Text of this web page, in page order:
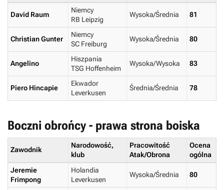
David Raum
Niemcy
RB Leipzig
Wysoka/Średnia 81
Christian Gunter
Niemcy
SC Freiburg
Wysoka/Średnia 80
Angelino
Hiszpania
TSG Hoffenheim
Wysoka/Wysoka 83
Piero Hincapie
Ekwador
Leverkusen
Średnia/Średnia 78
Boczni obrońcy - prawa strona boiska
Zawodnik
Narodowość,
klub
Pracowitość
Atak/Obrona
Ocena
ogólna
Jeremie
Frimpong
Holandia
Leverkusen
Wysoka/Średnia 80